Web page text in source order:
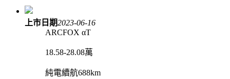
上市日期2023-06-16
ARCFOX αT
18.58-28.08萬
純電續航688km